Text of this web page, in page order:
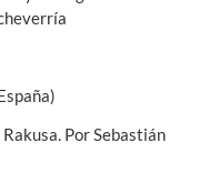
Por Sebastián